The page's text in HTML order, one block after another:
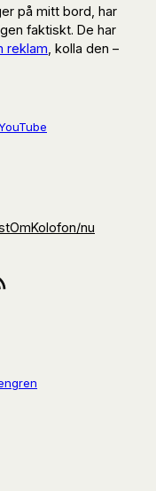
på mitt bord, har
faktiskt. De har
reklam , kolla den –
OmKolofon/nu
flöde